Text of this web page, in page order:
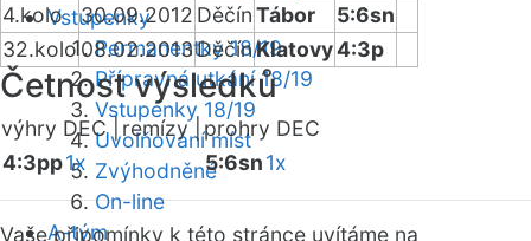
Vstupenky
Permanentky 18/19
Přípravná utkání 18/19
Vstupenky 18/19
Uvolňování míst
Zvýhodněné
On-line
A-tým
4.kolo 30.09.2012 DěčínTábor
5:6sn
32.kolo08.02.2013DěčínKlatovy4:3p
Četnost výsledků
výhry DEC | remízy | prohry DEC
4:3pp1x 5:6sn1x
Vaše připomínky k této stránce uvítáme na